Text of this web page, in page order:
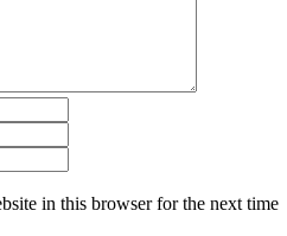
in this browser for the next time